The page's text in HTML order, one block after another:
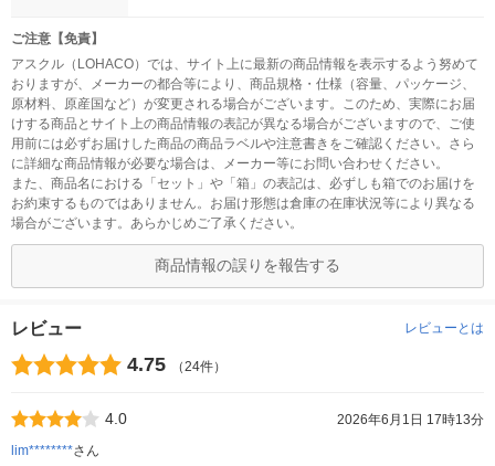
ご注意【免責】
アスクル（LOHACO）では、サイト上に最新の商品情報を表示するよう努めて
おりますが、メーカーの都合等により、商品規格・仕様（容量、パッケージ、
原材料、原産国など）が変更される場合がございます。このため、実際にお届
けする商品とサイト上の商品情報の表記が異なる場合がございますので、ご使
用前には必ずお届けした商品の商品ラベルや注意書きをご確認ください。さら
に詳細な商品情報が必要な場合は、メーカー等にお問い合わせください。
また、商品名における「セット」や「箱」の表記は、必ずしも箱でのお届けを
お約束するものではありません。お届け形態は倉庫の在庫状況等により異なる
場合がございます。あらかじめご了承ください。
商品情報の誤りを報告する
レビュー レビューとは
4.75 （24件）
4.0
2026年6月1日 17時13分
lim********さん